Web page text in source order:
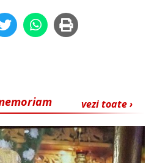
vezi toate ›